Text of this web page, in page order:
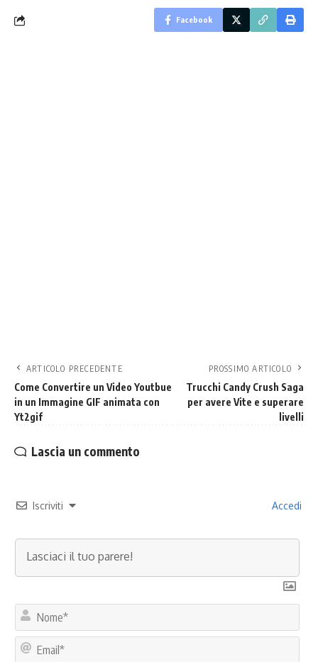
Facebook
ARTICOLO PRECEDENTE
Come Convertire un Video Youtbue
in un Immagine GIF animata con
Yt2gif
PROSSIMO ARTICOLO
Trucchi Candy Crush Saga
per avere Vite e superare
livelli
Lascia un commento
Iscriviti Accedi